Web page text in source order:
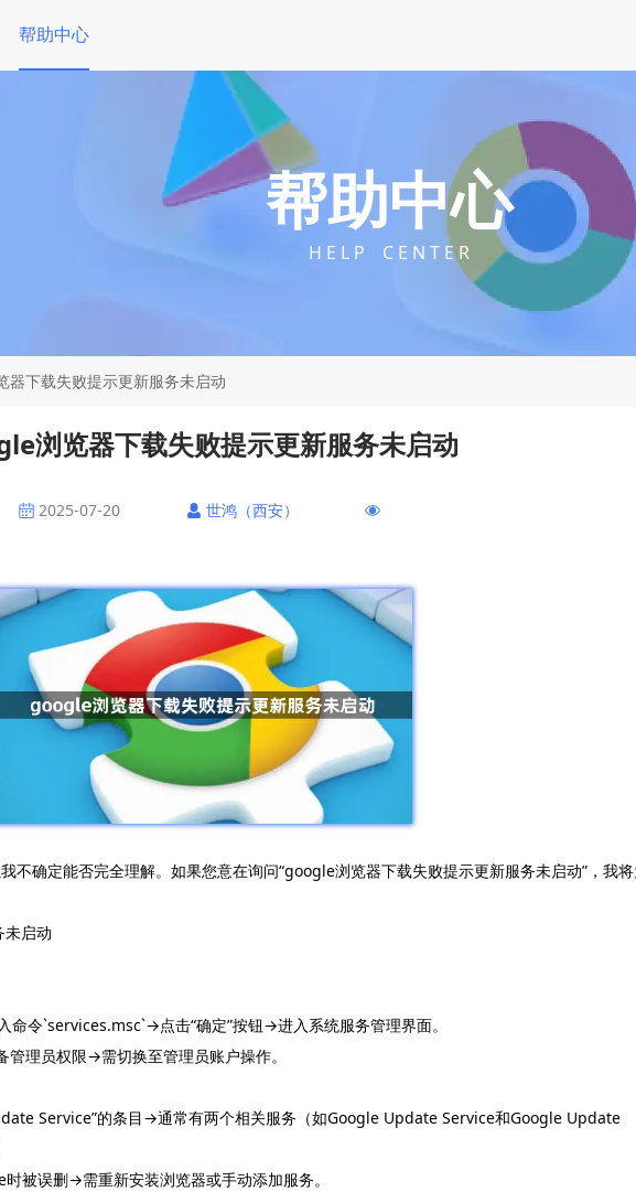
帮助中心
帮助中心
H E L P C E N T E R
器下载失败提示更新服务未启动
浏览器下载失败提示更新服务未启动
2025-07-20 世鸿（西安）
不确定能否完全理解。如果您意在询问“google浏览器下载失败提示更新服务未启动”，我
启动
令`services.msc`→点击“确定”按钮→进入系统服务管理界面。
理员权限→需切换至管理员账户操作。
Service”的条目→通常有两个相关服务（如Google Update Service和Google Update
被误删→需重新安装浏览器或手动添加服务。